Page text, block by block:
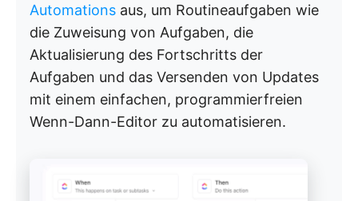
Automations aus, um Routineaufgaben wie
die Zuweisung von Aufgaben, die
Aktualisierung des Fortschritts der
Aufgaben und das Versenden von Updates
mit einem einfachen, programmierfreien
Wenn-Dann-Editor zu automatisieren.